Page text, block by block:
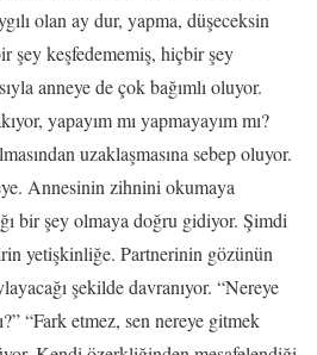
olan ay dur, yapma, düşeceksin
şey keşfedememiş, hiçbir şey
anneye de çok bağımlı oluyor.
yapayım mı yapmayayım mı?
uzaklaşmasına sebep oluyor.
Annesinin zihnini okumaya
bir şey olmaya doğru gidiyor. Şimdi
yetişkinliğe. Partnerinin gözünün
şekilde davranıyor. “Nereye
“Fark etmez, sen nereye gitmek